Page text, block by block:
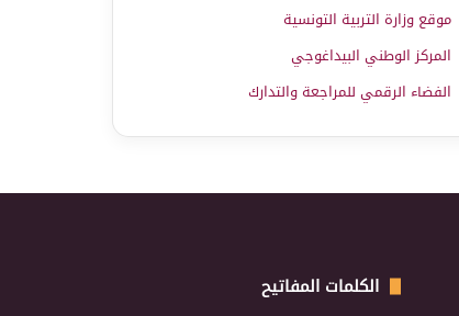
موقع وزارة التربية التونسية
المركز الوطني البيداغوجي
الفضاء الرقمي للمراجعة والتدارك
الكلمات المفاتيح